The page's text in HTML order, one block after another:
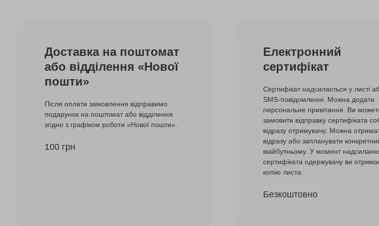
Доставка на поштомат
або відділення «Нової
пошти»
Після оплати замовлення відправимо
подарунок на поштомат або відділення
згідно з графіком роботи «Нової пошти».
100 грн
Електронний
сертифікат
Сертифікат надсилається у листі
SMS-повідомленні. Можна додати
персональне привітання. Ви
замовити відправку сертифіката
відразу отримувачу. Можна
відразу або запланувати
майбутньому. У момент
сертифіката одержувачу ви
копію листа.
Безкоштовно